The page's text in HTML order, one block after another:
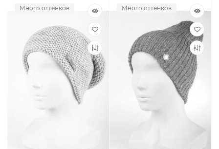
Много оттенков Много оттенков